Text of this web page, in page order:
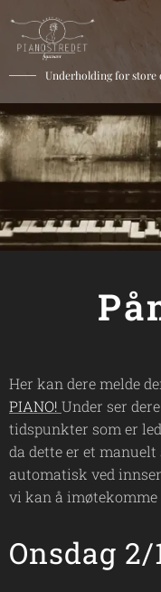
Underholding for store
Her kan dere melde
PIANO! Under ser
tidspunkter som er
da dette er et
automatisk ved
vi kan å imøtekomme
Onsdag 2/